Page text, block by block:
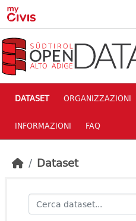
Skip to main content
DATASET ORGANIZZAZIONI
INFORMAZIONI FAQ
Dataset